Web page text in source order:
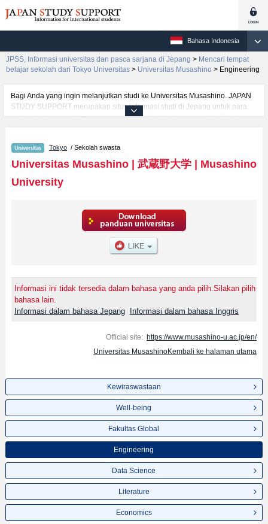
Bahasa Indonesia
JPSS, Informasi universitas dan pasca sarjana di Jepang > Mencari tempat
belajar sekolah dari Tokyo Universitas > Universitas Musashino > Engineering
Bagi Anda yang ingin melanjutkan studi ke Universitas Musashino. JAPAN
STUDY SUPPORT merupakan situs informasi studi di Jepang untuk para
pelajar/mahasiswa(i) mancanegara yang dikelola bersama oleh The Asian
Well-beingatauFakultas Fakultas GlobalatauFakultas
EngineeringatauFakultas Data ScienceatauFakultas LiteratureatauFakultas
EconomicsatauFakultas Business AdministrationatauFakultas
LawatauFakultas Human Sciences, Universitas Musashino. Bagi yang
1300 universitas, pascasarjana, universitas yunior, akademi kejuruan yang
siap menerima mahasiswa(i) mancanegara.
Tokyo / Sekolah swasta
Universitas Musashino| 武蔵野大学| Musashino
University
Informasi ini tidak tersedia dalam bahasa yang anda pilih.Silakan pilih
bahasa lain.
Informasi dalam bahasa Jepang
Informasi dalam bahasa Inggris
Official site: https://www.musashino-u.ac.jp/en/
Universitas MusashinoKembali ke halaman utama
Kewiraswastaan
Well-being
Fakultas Global
Engineering
Data Science
Literature
Economics